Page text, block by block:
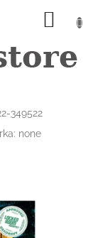
KOSÁR
349522
none